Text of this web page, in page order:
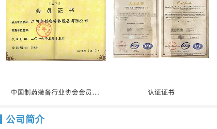
中国制药装备行业协会会员证书 认证证书
公司简介